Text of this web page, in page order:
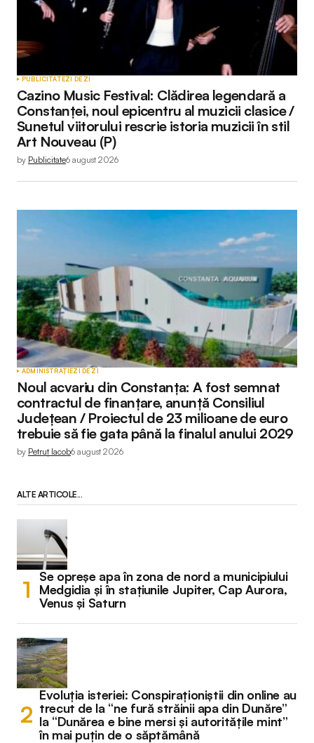
PUBLICITATEZI DE ZI
Cazino Music Festival: Clădirea legendară a
Constanței, noul epicentru al muzicii clasice /
Sunetul viitorului rescrie istoria muzicii în stil
Art Nouveau (P)
by Publicitate6 august 2026
ADMINISTRAȚIEZI DE ZI
Noul acvariu din Constanța: A fost semnat
contractul de finanțare, anunță Consiliul
Județean / Proiectul de 23 milioane de euro
trebuie să fie gata până la finalul anului 2029
by Petruț Iacob6 august 2026
ALTE ARTICOLE...
Se opreșe apa în zona de nord a municipiului
Medgidia și în stațiunile Jupiter, Cap Aurora,
Venus și Saturn
Evoluția isteriei: Conspiraționiștii din online au
trecut de la “ne fură străinii apa din Dunăre”
la “Dunărea e bine mersi și autoritățile mint”
în mai puțin de o săptămână